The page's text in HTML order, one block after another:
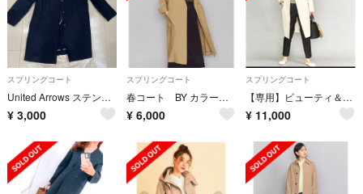
スプリングコート
United Arrows ステンカラーコート
¥ 3,000
スプリングコート
春コート BY カラーレススリットボタンコート/スプリングコート
¥ 6,000
スプリングコート
【専用】ビューティ＆ユース ノーカラーコート 自由区プルオーバー
¥ 11,000